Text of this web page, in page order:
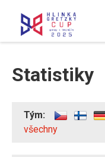
Statistiky
Tým:
všechny